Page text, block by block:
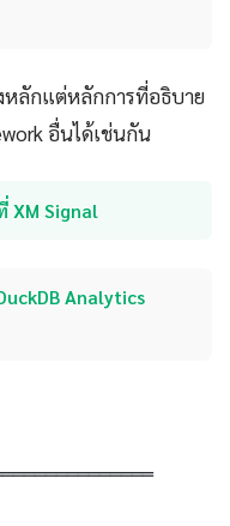
หลักแต่หลักการที่อธิบาย
อื่นได้เช่นกัน
Signal
Analytics